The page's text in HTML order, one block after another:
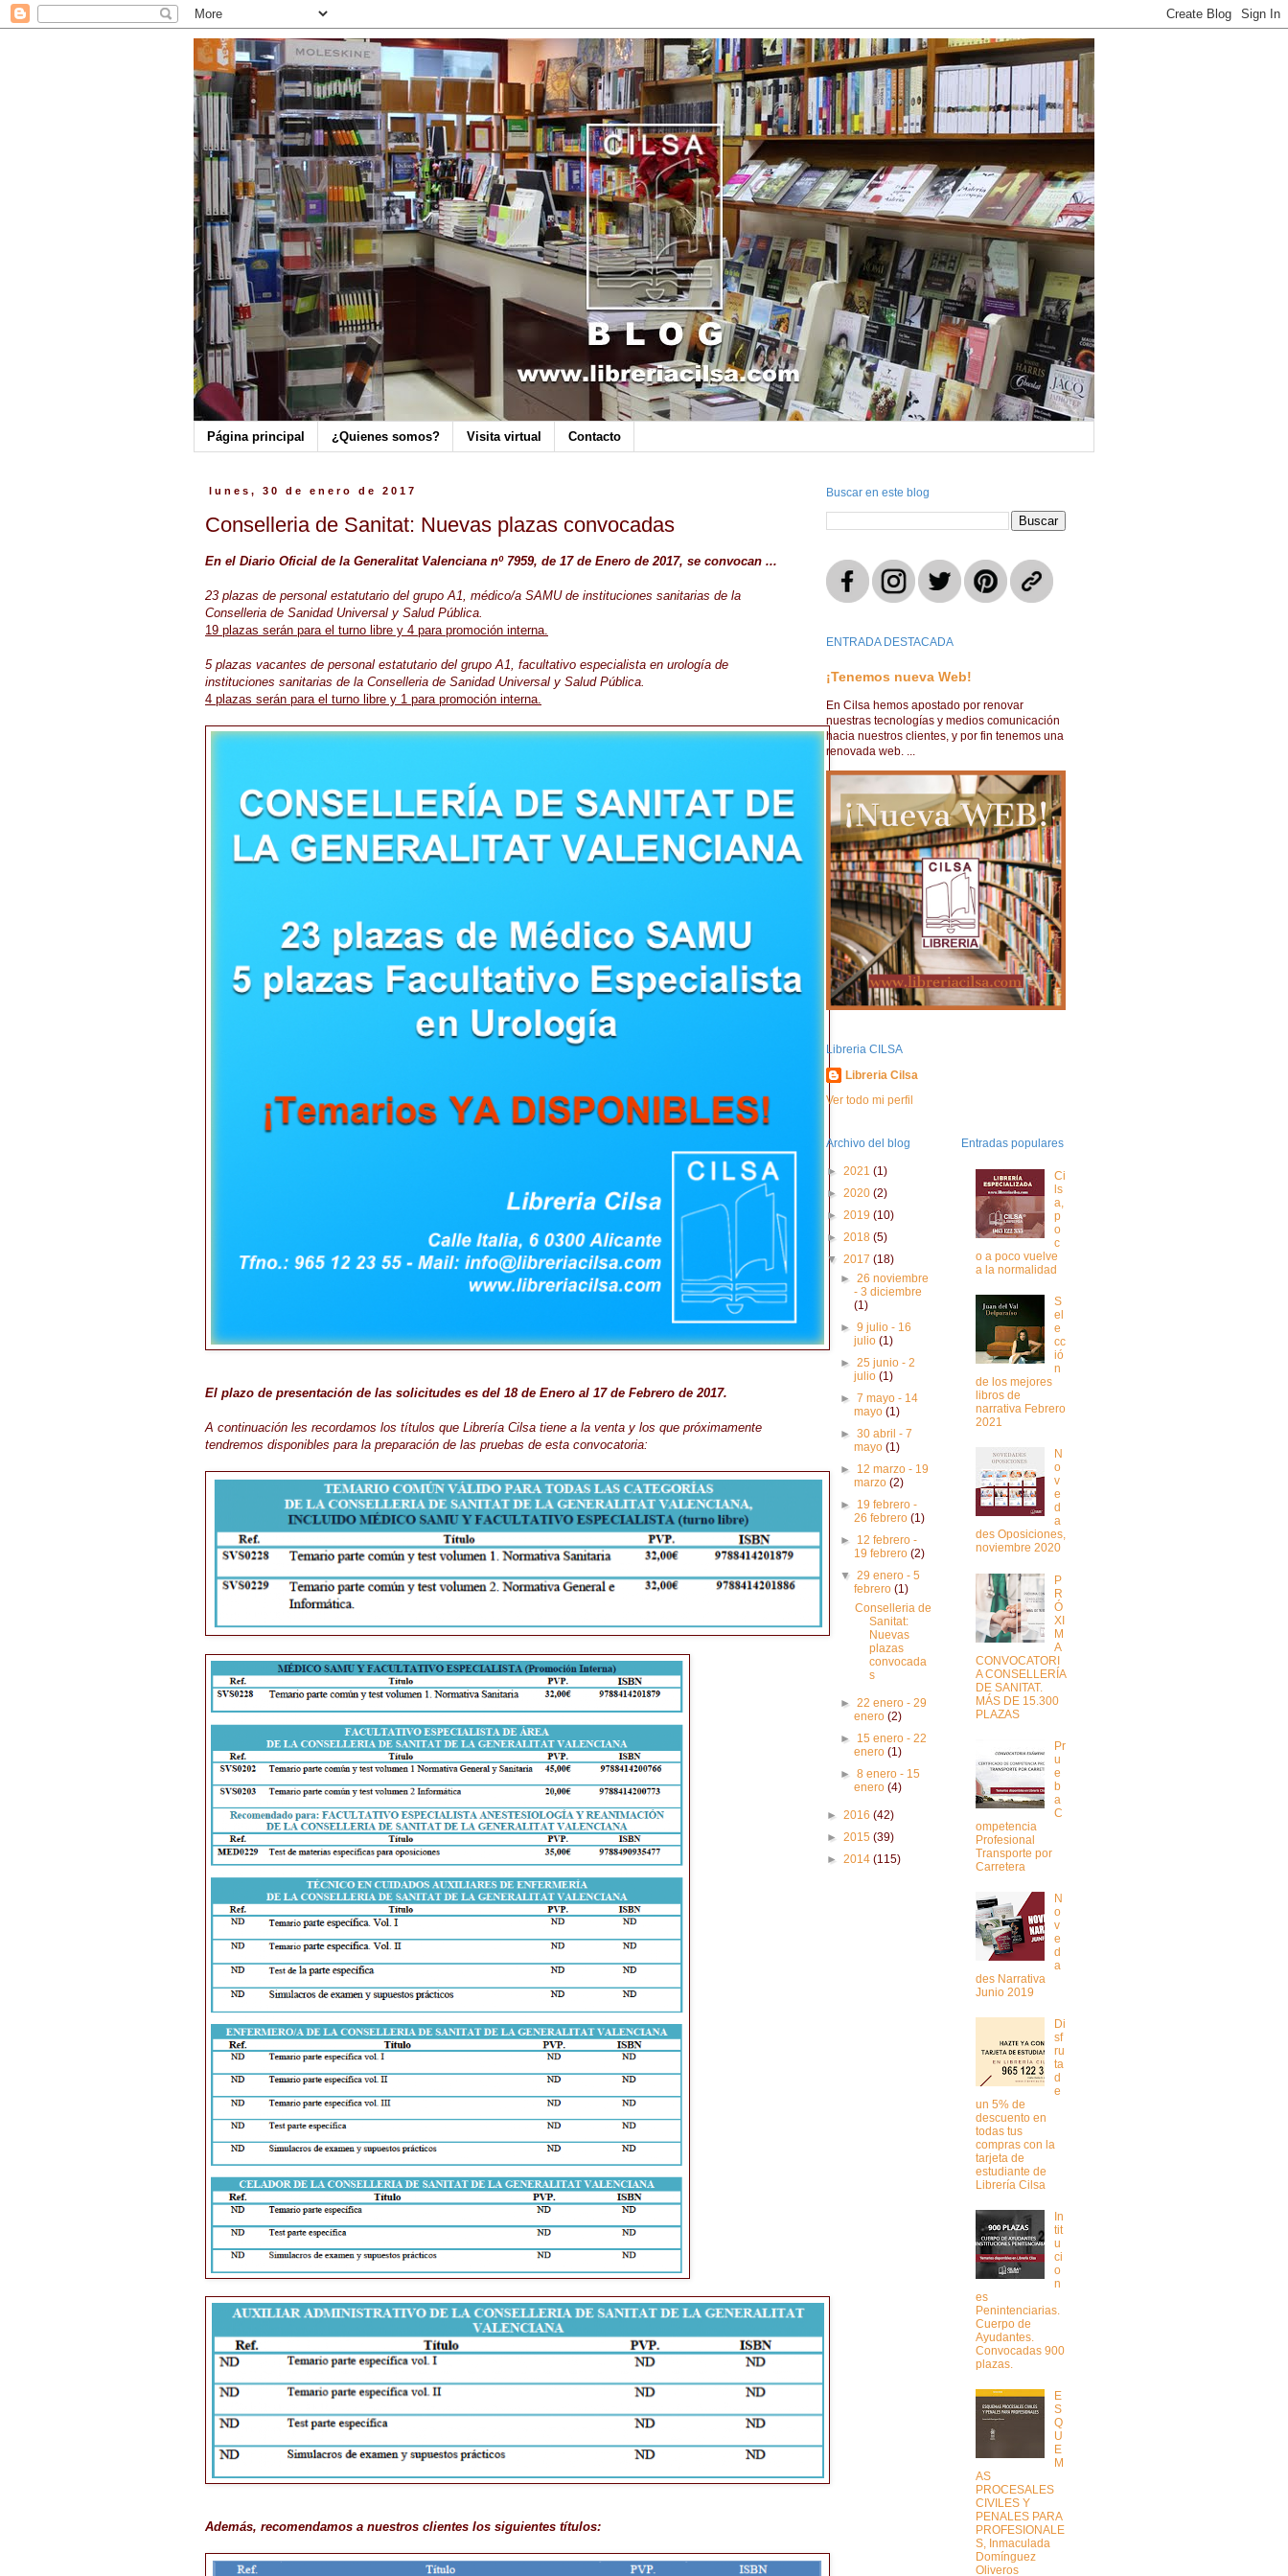
Página principal ¿Quienes somos? Visita virtual Contacto
lunes, 30 de enero de 2017
Conselleria de Sanitat: Nuevas plazas convocadas
En el Diario Oficial de la Generalitat Valenciana nº 7959, de 17 de Enero de 2017, se convocan ...
23 plazas de personal estatutario del grupo A1, médico/a SAMU de instituciones sanitarias de la
Conselleria de Sanidad Universal y Salud Pública.
19 plazas serán para el turno libre y 4 para promoción interna.
5 plazas vacantes de personal estatutario del grupo A1, facultativo especialista en urología de
instituciones sanitarias de la Conselleria de Sanidad Universal y Salud Pública.
4 plazas serán para el turno libre y 1 para promoción interna.
El plazo de presentación de las solicitudes es del 18 de Enero al 17 de Febrero de 2017.
A continuación les recordamos los títulos que Librería Cilsa tiene a la venta y los que próximamente
tendremos disponibles para la preparación de las pruebas de esta convocatoria:
Además, recomendamos a nuestros clientes los siguientes títulos:
Buscar en este blog
ENTRADA DESTACADA
¡Tenemos nueva Web!
En Cilsa hemos apostado por renovar
nuestras tecnologías y medios comunicación
hacia nuestros clientes, y por fin tenemos una
renovada web. ...
Libreria CILSA
Libreria Cilsa
Ver todo mi perfil
Archivo del blog
► 2021 (1)
► 2020 (2)
► 2019 (10)
► 2018 (5)
▼ 2017 (18)
►26 noviembre
- 3 diciembre
(1)
►9 julio - 16
julio(1)
►25 junio - 2
julio(1)
►7 mayo - 14
mayo(1)
►30 abril - 7
mayo(1)
► 12 marzo - 19
marzo(2)
► 19 febrero -
26 febrero(1)
► 12 febrero -
19 febrero(2)
▼29 enero - 5
febrero(1)
Conselleria de
Sanitat:
Nuevas
plazas
convocada
s
►22 enero - 29
enero(2)
► 15 enero - 22
enero(1)
►8 enero - 15
enero(4)
► 2016 (42)
► 2015 (39)
► 2014 (115)
Entradas populares
Ci
ls
a,
p
o
c
o a poco vuelve
a la normalidad
S
el
e
cc
ió
n
de los mejores
libros de
narrativa Febrero
2021
N
o
v
e
d
a
des Oposiciones,
noviembre 2020
P
R
Ó
XI
M
A
CONVOCATORI
A CONSELLERÍA
DE SANITAT.
MÁS DE 15.300
PLAZAS
Pr
u
e
b
a
C
ompetencia
Profesional
Transporte por
Carretera
N
o
v
e
d
a
des Narrativa
Junio 2019
Di
sf
ru
ta
d
e
un 5% de
descuento en
todas tus
compras con la
tarjeta de
estudiante de
Librería Cilsa
In
tit
u
ci
o
n
es
Penintenciarias.
Cuerpo de
Ayudantes.
Convocadas 900
plazas.
E
S
Q
U
E
M
AS
PROCESALES
CIVILES Y
PENALES PARA
PROFESIONALE
S, Inmaculada
Domínguez
Oliveros